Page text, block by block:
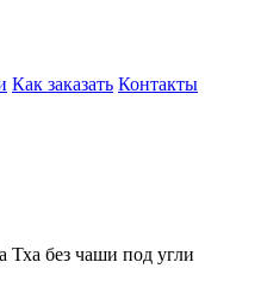
Как заказать Контакты
Тха без чаши под угли